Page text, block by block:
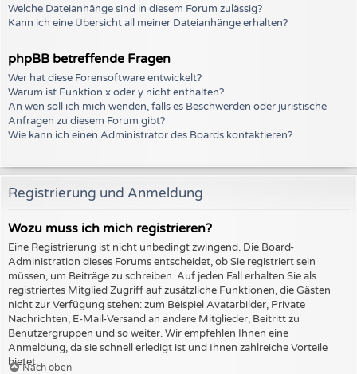
Welche Dateianhänge sind in diesem Forum zulässig?
Kann ich eine Übersicht all meiner Dateianhänge erhalten?
phpBB betreffende Fragen
Wer hat diese Forensoftware entwickelt?
Warum ist Funktion x oder y nicht enthalten?
An wen soll ich mich wenden, falls es Beschwerden oder juristische
Anfragen zu diesem Forum gibt?
Wie kann ich einen Administrator des Boards kontaktieren?
Registrierung und Anmeldung
Wozu muss ich mich registrieren?
Eine Registrierung ist nicht unbedingt zwingend. Die Board-
Administration dieses Forums entscheidet, ob Sie registriert sein
müssen, um Beiträge zu schreiben. Auf jeden Fall erhalten Sie als
registriertes Mitglied Zugriff auf zusätzliche Funktionen, die Gästen
nicht zur Verfügung stehen: zum Beispiel Avatarbilder, Private
Nachrichten, E-Mail-Versand an andere Mitglieder, Beitritt zu
Benutzergruppen und so weiter. Wir empfehlen Ihnen eine
Anmeldung, da sie schnell erledigt ist und Ihnen zahlreiche Vorteile
bietet.Nach oben